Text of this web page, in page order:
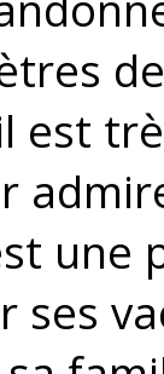
est